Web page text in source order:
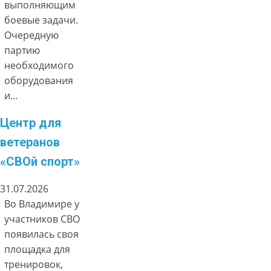
выполняющим
боевые задачи.
Очередную
партию
необходимого
оборудования
и…
Центр для
ветеранов
«СВОй спорт»
31.07.2026
Во Владимире у
участников СВО
появилась своя
площадка для
тренировок,